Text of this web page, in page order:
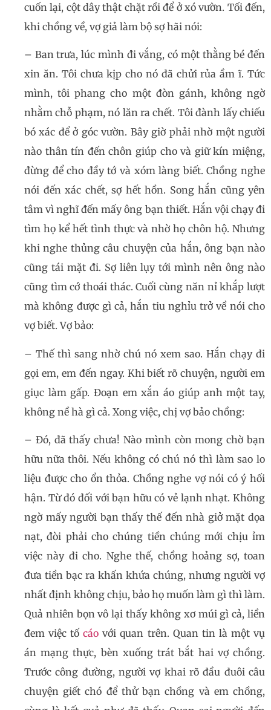
cuốn lại, cột dây thật chặt rồi để ở xó vườn. Tối đến,
khi chồng về, vợ giả làm bộ sợ hãi nói:
– Ban trưa, lúc mình đi vắng, có một thằng bé đến
xin ăn. Tôi chưa kịp cho nó đã chửi rủa ầm ĩ. Tức
mình, tôi phang cho một đòn gánh, không ngờ
nhằm chỗ phạm, nó lăn ra chết. Tôi đành lấy chiếu
bó xác để ở góc vườn. Bây giờ phải nhờ một người
nào thân tín đến chôn giúp cho và giữ kín miệng,
đừng để cho đầy tớ và xóm làng biết. Chồng nghe
nói đến xác chết, sợ hết hồn. Song hắn cũng yên
tâm vì nghĩ đến mấy ông bạn thiết. Hắn vội chạy đi
tìm họ kể hết tình thực và nhờ họ chôn hộ. Nhưng
khi nghe thủng câu chuyện của hắn, ông bạn nào
cũng tái mặt đi. Sợ liên lụy tới mình nên ông nào
cũng tìm cớ thoái thác. Cuối cùng năn nỉ khắp lượt
mà không được gì cả, hắn tiu nghỉu trở về nói cho
vợ biết. Vợ bảo:
– Thế thì sang nhờ chú nó xem sao. Hắn chạy đi
gọi em, em đến ngay. Khi biết rõ chuyện, người em
giục làm gấp. Đoạn em xắn áo giúp anh một tay,
không nề hà gì cả. Xong việc, chị vợ bảo chồng:
– Đó, đã thấy chưa! Nào mình còn mong chờ bạn
hữu nữa thôi. Nếu không có chú nó thì làm sao lo
liệu được cho ổn thỏa. Chồng nghe vợ nói có ý hối
hận. Từ đó đối với bạn hữu có vẻ lạnh nhạt. Không
ngờ mấy người bạn thấy thế đến nhà giở mặt dọa
nạt, đòi phải cho chúng tiền chúng mới chịu ỉm
việc này đi cho. Nghe thế, chồng hoảng sợ, toan
đưa tiền bạc ra khấn khứa chúng, nhưng người vợ
nhất định không chịu, bảo họ muốn làm gì thì làm.
Quả nhiên bọn vô lại thấy không xơ múi gì cả, liền
đem việc tốcáo với quan trên. Quan tin là một vụ
án mạng thực, bèn xuống trát bắt hai vợ chồng.
Trước công đường, người vợ khai rõ đầu đuôi câu
chuyện giết chó để thử bạn chồng và em chồng,